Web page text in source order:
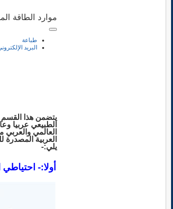
موارد الطاقة
طباعة
البريد
يتضمن هذا القسم
الطبيعي عربيا
العالمي
العربية المصدرة
يلي:-
أولا:-